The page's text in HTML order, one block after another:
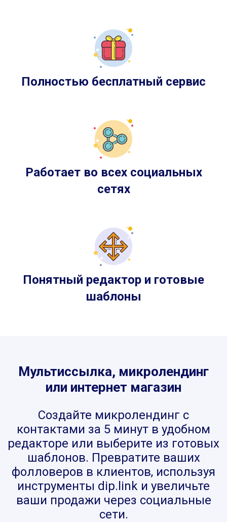
Полностью бесплатный сервис
Работает во всех социальных
сетях
Понятный редактор и готовые
шаблоны
Мультиссылка, микролендинг
или интернет магазин
Создайте микролендинг с
контактами за 5 минут в удобном
редакторе или выберите из готовых
шаблонов. Превратите ваших
фолловеров в клиентов, используя
инструменты dip.link и увеличьте
ваши продажи через социальные
сети.